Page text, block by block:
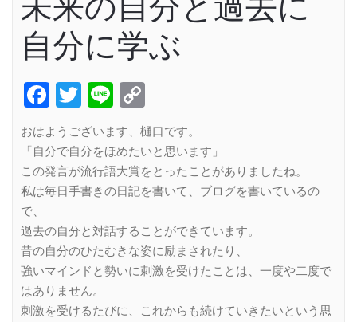
自分に学ぶ
Facebook
Twitter
Line
Link
おはようございます、樋口です。
「自分で自分をほめたいと思います」
この発言が流行語大賞をとったことがありましたね。
私は毎日手書きの日記を書いて、ブログを書いているの
で、
過去の自分と対話することができています。
昔の自分のひたむきな姿に励まされたり、
強いマインドと勢いに刺激を受けたことは、一度や二度で
はありません。
刺激を受けるたびに、これからも続けていきたいという思